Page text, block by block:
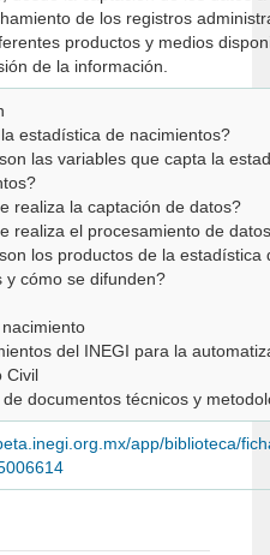
de los registros
productos y medios
de la información.
estadística de nacimientos?
las variables que capta la
realiza la captación de datos?
realiza el procesamiento de
los productos de la estadística
y cómo se difunden?
del INEGI para la
Civil
documentos técnicos y
app/biblioteca/